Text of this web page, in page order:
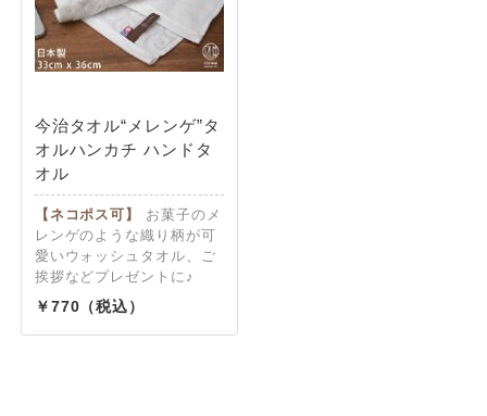
今治タオル“メレンゲ”タ
オルハンカチ ハンドタ
オル
【ネコポス可】 お菓子のメ
レンゲのような織り柄が可
愛いウォッシュタオル、ご
挨拶などプレゼントに♪
770